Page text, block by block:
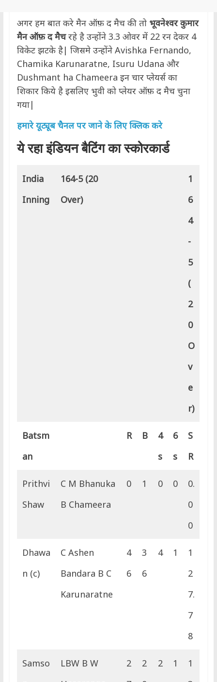
अगर हम बात करे मैन ऑफ़ द मैच की तो भूवनेश्वर कुमार
मैन ऑफ़ द मैचरहे है उन्होंने 3.3 ओवर में 22 रन देकर 4
विकेट झटके है| जिसमे उन्होंने Avishka Fernando,
Chamika Karunaratne, Isuru Udana और
Dushmant ha Chameera इन चार प्लेयर्स का
शिकार किये है इसलिए भुवी को प्लेयर ऑफ़ द मैच चुना
गया|
हमारे यूट्यूब चैनल पर जाने के लिए क्लिक करे
ये रहा इंडियन बैटिंग का स्कोरकार्ड
India
Inning
164-5 (20
Over)
1
6
4
-
5
(
2
0
O
v
e
r)
Batsm
an
R B
4
s
6
s
S
R
Prithvi
Shaw
C M Bhanuka
B Chameera
0 1 0 0
0.
0
0
Dhawa
n (c)
C Ashen
Bandara B C
Karunaratne
4
6
3
6
4 1
1
2
7.
7
8
Samso
LBW B W
2
2
2 1
1